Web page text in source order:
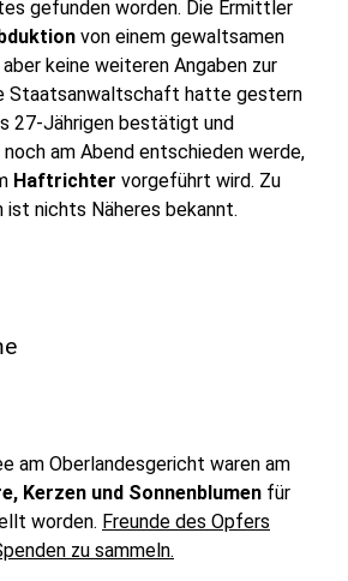
gefunden worden. Die Ermittler
von einem gewaltsamen
keine weiteren Angaben zur
Staatsanwaltschaft hatte gestern
27-Jährigen bestätigt und
am Abend entschieden werde,
Haftrichter vorgeführt wird. Zu
ist nichts Näheres bekannt.
am Oberlandesgericht waren am
Kerzen und Sonnenblumen für
worden. Freunde des Opfers
zu sammeln.